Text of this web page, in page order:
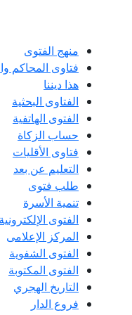
منهج الفتوى
فتاوى المحاكم
هذا ديننا
الفتاوى البحثية
الفتوى الهاتفية
حساب الزكاة
فتاوى الأقليات
التعليم عن بعد
طلب فتوى
تنمية الأسرة
الفتوى الإلكترونية
المركز الإعلامى
الفتوى الشفوية
الفتوى المكتوبة
التاريخ الهجري
فروع الدار